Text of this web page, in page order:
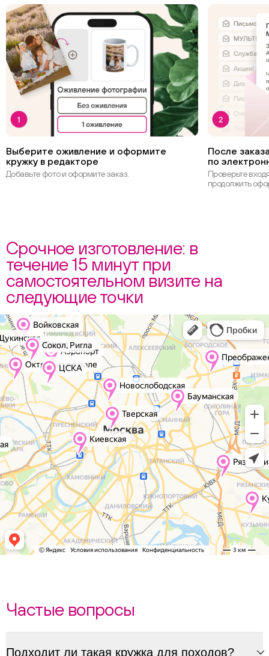
Выберите оживление и оформите
кружку в редакторе
Добавьте фото и оформите заказ.
После
по
Проверьте
продолжить
Срочное изготовление: в
течение 15 минут при
самостоятельном визите на
следующие точки
Частые вопросы
Подходит ли такая кружка для походов?